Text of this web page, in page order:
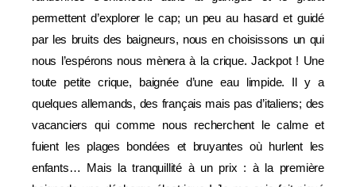
permettent d’explorer le cap; un peu au hasard et guidé
par les bruits des baigneurs, nous en choisissons un qui
nous l’espérons nous mènera à la crique. Jackpot ! Une
toute petite crique, baignée d’une eau limpide. Il y a
quelques allemands, des français mais pas d’italiens; des
vacanciers qui comme nous recherchent le calme et
fuient les plages bondées et bruyantes où hurlent les
enfants… Mais la tranquillité à un prix : à la première